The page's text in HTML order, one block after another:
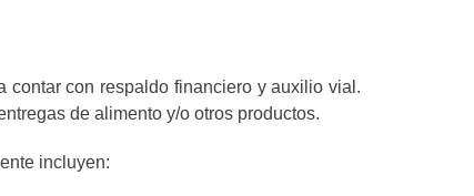
contar con respaldo financiero y auxilio vial.
de alimento y/o otros productos.
incluyen: